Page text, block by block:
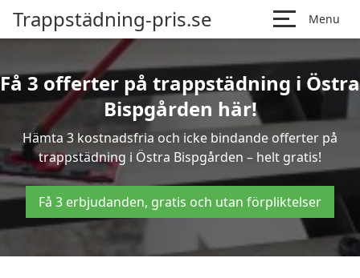
Trappstädning-pris.se Menu
Få 3 offerter på trappstädning i Östra
Bispgården här!
Hämta 3 kostnadsfria och icke bindande offerter på
trappstädning i Östra Bispgården – helt gratis!
Få 3 erbjudanden, gratis och utan förpliktelser